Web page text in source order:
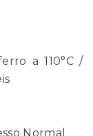
a 110°C /
Normal